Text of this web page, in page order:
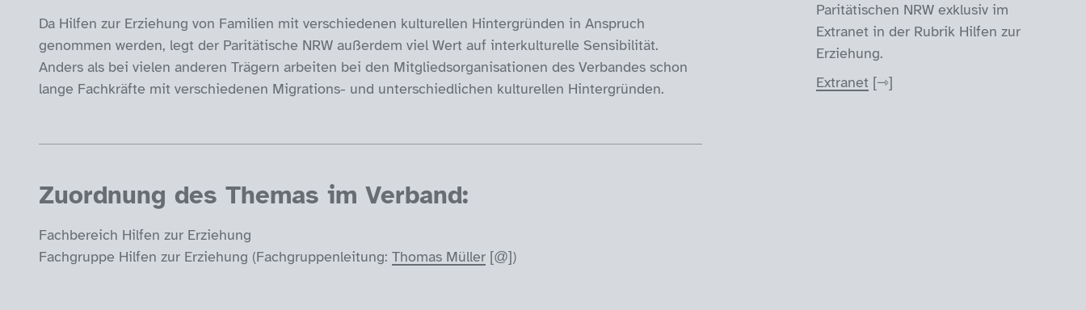
Da Hilfen zur Erziehung von Familien mit verschiedenen kulturellen Hintergründen in Anspruch
genommen werden, legt der Paritätische NRW außerdem viel Wert auf interkulturelle Sensibilität.
Anders als bei vielen anderen Trägern arbeiten bei den Mitgliedsorganisationen des Verbandes schon
lange Fachkräfte mit verschiedenen Migrations- und unterschiedlichen kulturellen Hintergründen.
Zuordnung des Themas im Verband:
Fachbereich Hilfen zur Erziehung
Fachgruppe Hilfen zur Erziehung (Fachgruppenleitung: Thomas Müller )
Paritätischen NRW exklusiv im
Extranet in der Rubrik Hilfen zur
Erziehung.
Extranet